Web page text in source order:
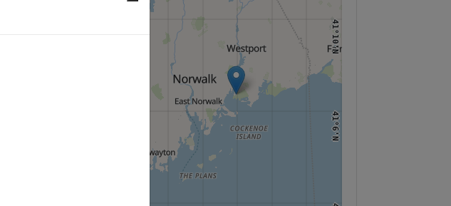
41°6'N
41°10'N